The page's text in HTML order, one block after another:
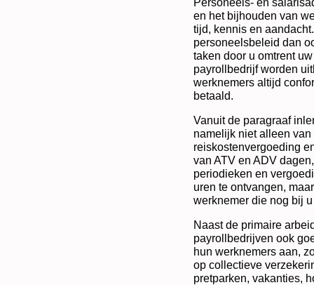
en het bijhouden van
tijd, kennis en
personeelsbeleid dan
taken door u omtrent
payrollbedrijf worden
werknemers altijd
betaald.
Vanuit de paragraaf
namelijk niet alleen
reiskostenvergoeding
van ATV en ADV
periodieken en
uren te ontvangen,
werknemer die nog bij
Naast de primaire
payrollbedrijven ook
hun werknemers aan,
op collectieve
pretparken, vakanties,